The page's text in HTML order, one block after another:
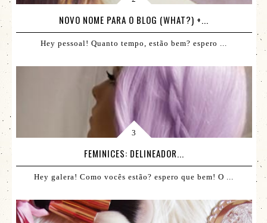
NOVO NOME PARA O BLOG (WHAT?) +...
Hey pessoal! Quanto tempo, estão bem? espero ...
FEMINICES: DELINEADOR...
Hey galera! Como vocês estão? espero que bem! O ...